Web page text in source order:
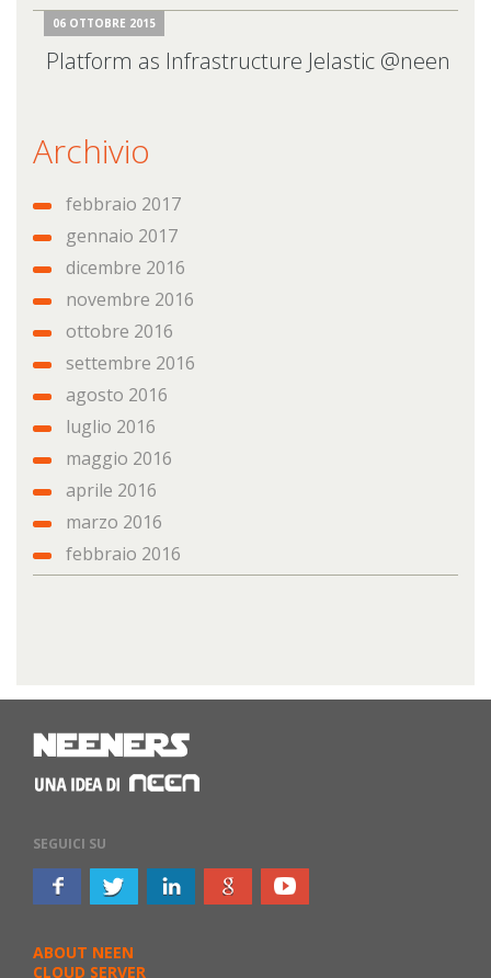
06 OTTOBRE 2015
Platform as Infrastructure Jelastic @neen
Archivio
febbraio 2017
gennaio 2017
dicembre 2016
novembre 2016
ottobre 2016
settembre 2016
agosto 2016
luglio 2016
maggio 2016
aprile 2016
marzo 2016
febbraio 2016
SEGUICI SU
ABOUT NEEN
CLOUD SERVER